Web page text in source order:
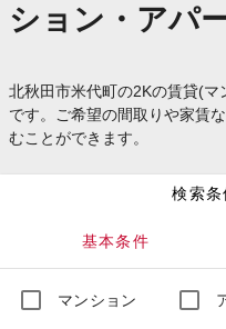
ション・アパ
北秋田市米代町の2Kの賃貸(
です。ご希望の間取りや家賃
むことができます。
検索条
基本条件
マンション